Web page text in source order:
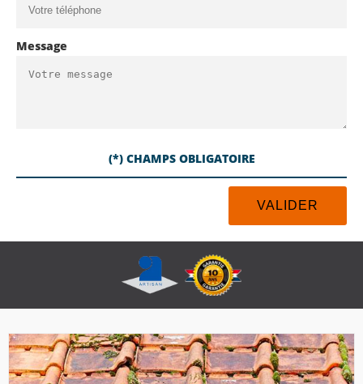
Message
(*) CHAMPS OBLIGATOIRE